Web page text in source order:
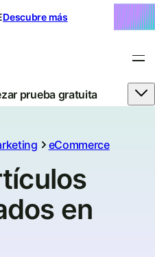
Descubre más
prueba gratuita
eCommerce
en